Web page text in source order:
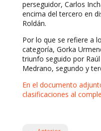
perseguidor, Carlos
encima del tercero en
Roldán.
Por lo que se refiere a
categoría, Gorka
triunfo seguido por Raúl
Medrano, segundo y
En el documento
clasificaciones al